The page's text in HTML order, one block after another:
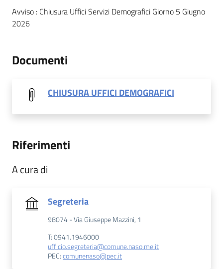
Avviso : Chiusura Uffici Servizi Demografici Giorno 5 Giugno
2026
Documenti
CHIUSURA UFFICI DEMOGRAFICI
Riferimenti
A cura di
Segreteria
98074 - Via Giuseppe Mazzini, 1
T: 0941.1946000
ufficio.segreteria@comune.naso.me.it
PEC:comunenaso@pec.it